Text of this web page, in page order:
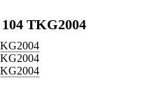
TKG2004